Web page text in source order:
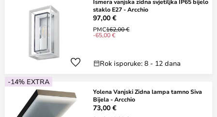
staklo E27 - Arcchio
97,00 €
PMC162,00 €
-65,00 €
Rok isporuke: 8 - 12 dana
-14% EXTRA
Yolena Vanjski Zidna lampa tamno Siva
Bijela - Arcchio
73,00 €